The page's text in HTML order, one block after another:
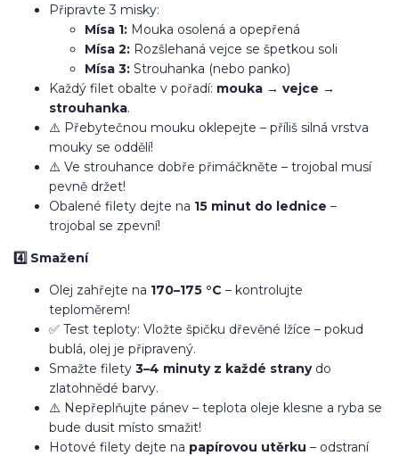
Připravte 3 misky:
Mísa 1: Mouka osolená a opepřená
Mísa 2: Rozšlehaná vejce se špetkou soli
Mísa 3: Strouhanka (nebo panko)
Každý filet obalte v pořadí: mouka → vejce →
strouhanka.
⚠️ Přebytečnou mouku oklepejte – příliš silná vrstva
mouky se oddělí!
⚠️ Ve strouhance dobře přimáčkněte – trojobal musí
pevně držet!
Obalené filety dejte na 15 minut do lednice –
trojobal se zpevní!
4️⃣ Smažení
Olej zahřejte na 170–175 °C – kontrolujte
teploměrem!
✅ Test teploty: Vložte špičku dřevěné lžíce – pokud
bublá, olej je připravený.
Smažte filety 3–4 minuty z každé stranydo
zlatohnědé barvy.
⚠️ Nepřeplňujte pánev – teplota oleje klesne a ryba se
bude dusit místo smažit!
Hotové filety dejte na papírovou utěrku – odstraní